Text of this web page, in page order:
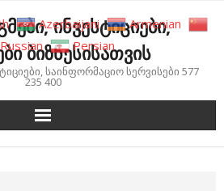
ინვესტიციები,
ბიზნესისათვის
საინფორმაციო სერვისები 577
235 400
Azerbaijani
Armenian
Russian Persian